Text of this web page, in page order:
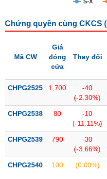
thái
thị
Niêm
Niêm
mới
S-X
Chứng quyền cùng CKCS (
Mã CW
Giá
đóng
cửa
Thay đổi
CHPG2525 1,700
-40
(-2.30%)
CHPG2538 80
-10
(-11.11%)
CHPG2539 790
-30
(-3.66%)
CHPG2540 100 (0.00%)
NGÀNH
NGHIỆP
PHIẾU
PHÁI